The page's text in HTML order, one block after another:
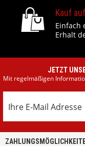
Kauf
Einfach
Erhalt
JETZT
Mit regelmäßigen